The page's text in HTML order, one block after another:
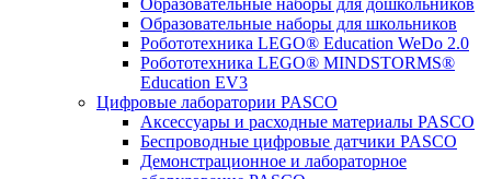
Образовательные наборы для дошкольников
Образовательные наборы для школьников
Робототехника LEGO® Education WeDo 2.0
Робототехника LEGO® MINDSTORMS®
Education EV3
Цифровые лаборатории PASCO
Аксессуары и расходные материалы PASCO
Беспроводные цифровые датчики PASCO
Демонстрационное и лабораторное